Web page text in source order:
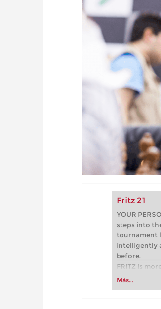
Fritz 21
YOUR
steps into
tournament
intelligently
before.
FRITZ is
Whether
more
Más...